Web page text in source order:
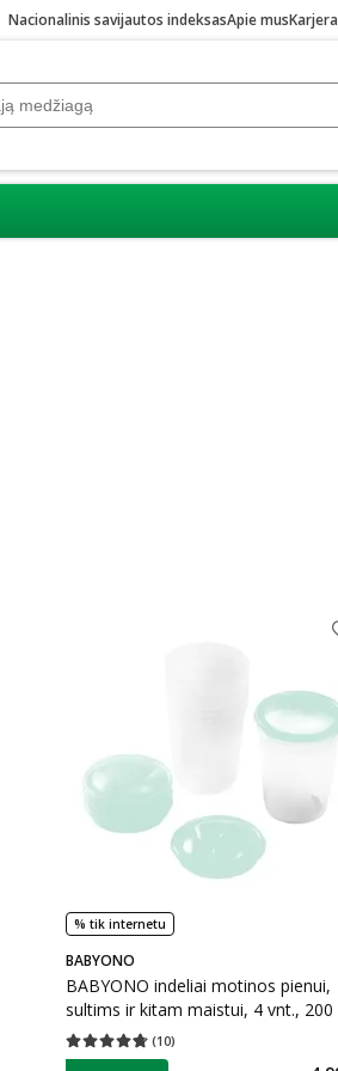
Nacionalinis savijautos indeksasApie musKarjera
% tik internetu
BABYONO
BABYONO indeliai motinos pienui,
sultims ir kitam maistui, 4 vnt., 200
(10)
Vidutinis įvertinimas 4.70